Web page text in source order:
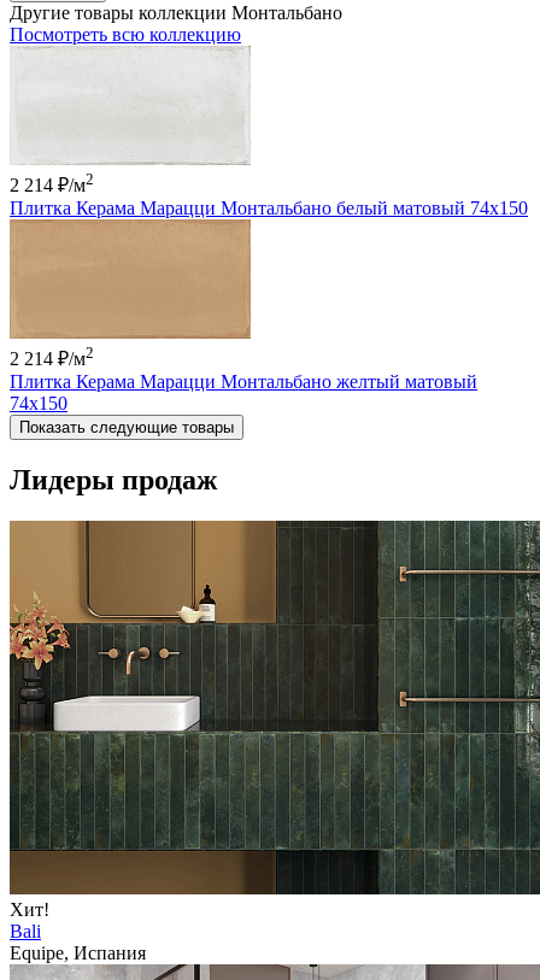
Другие товары коллекции Монтальбано
Посмотреть всю коллекцию
2 214 ₽/м2
Плитка Керама Марацци Монтальбано белый матовый 74x150
2 214 ₽/м2
Плитка Керама Марацци Монтальбано желтый матовый
74x150
Показать следующие товары
Лидеры продаж
Хит!
Bali
Equipe, Испания